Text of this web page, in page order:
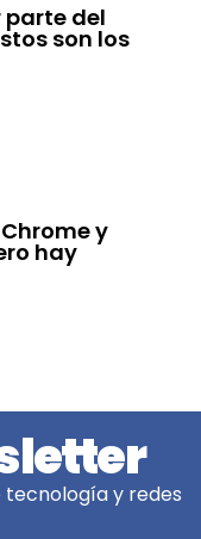
del
son los
y
hay
y redes